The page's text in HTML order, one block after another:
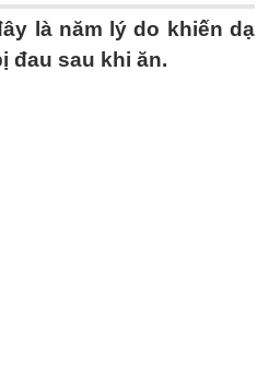
là năm lý do khiến dạ
đau sau khi ăn.